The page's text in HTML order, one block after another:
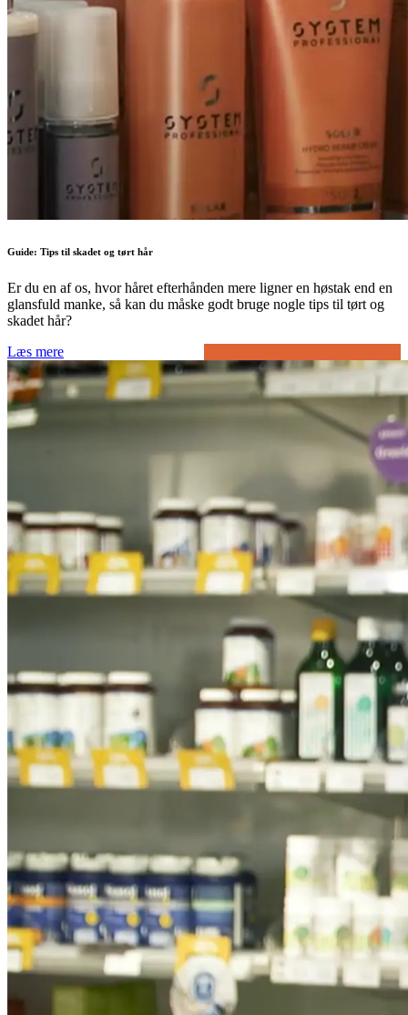
Guide: Tips til skadet og tørt hår
Er du en af os, hvor håret efterhånden mere ligner en høstak end en
glansfuld manke, så kan du måske godt bruge nogle tips til tørt og
skadet hår?
Læs mere